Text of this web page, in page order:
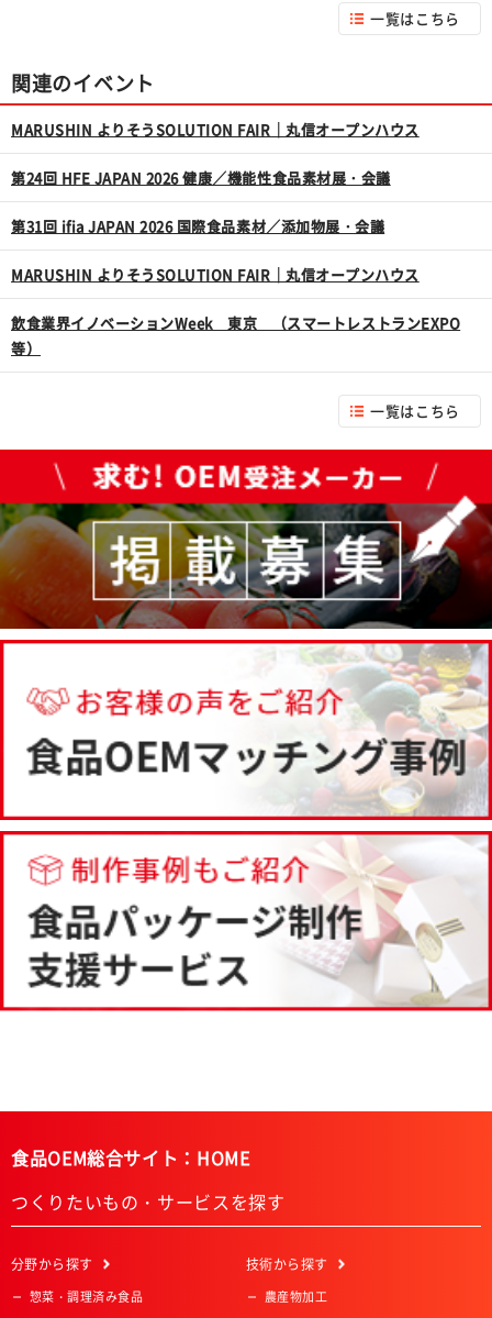
一覧はこちら
関連のイベント
MARUSHIN よりそうSOLUTION FAIR｜丸信オープンハウス
第24回 HFE JAPAN 2026 健康／機能性食品素材展・会議
第31回 ifia JAPAN 2026 国際食品素材／添加物展・会議
MARUSHIN よりそうSOLUTION FAIR｜丸信オープンハウス
飲食業界イノベーションWeek 東京 （スマートレストランEXPO
等）
一覧はこちら
食品OEM総合サイト：HOME
つくりたいもの・サービスを探す
分野から探す
惣菜・調理済み食品
技術から探す
農産物加工